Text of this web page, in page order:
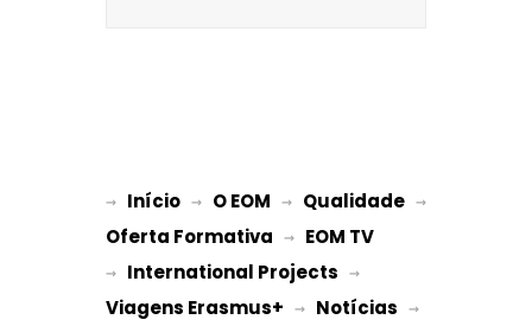
→ Início → O EOM → Qualidade
Oferta Formativa → EOM TV
→ International Projects
Viagens Erasmus+ → Notícias